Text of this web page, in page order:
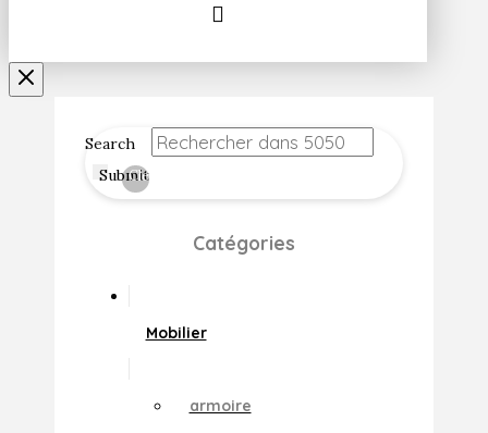
Search
Submit
Clear
Catégories
Mobilier
armoire